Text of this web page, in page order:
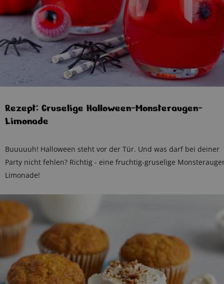
Rezept: Gruselige Halloween-Monsteraugen-
Limonade
Buuuuuh! Halloween steht vor der Tür. Und was darf bei deiner
Party nicht fehlen? Richtig - eine fruchtig-gruselige
Limonade!